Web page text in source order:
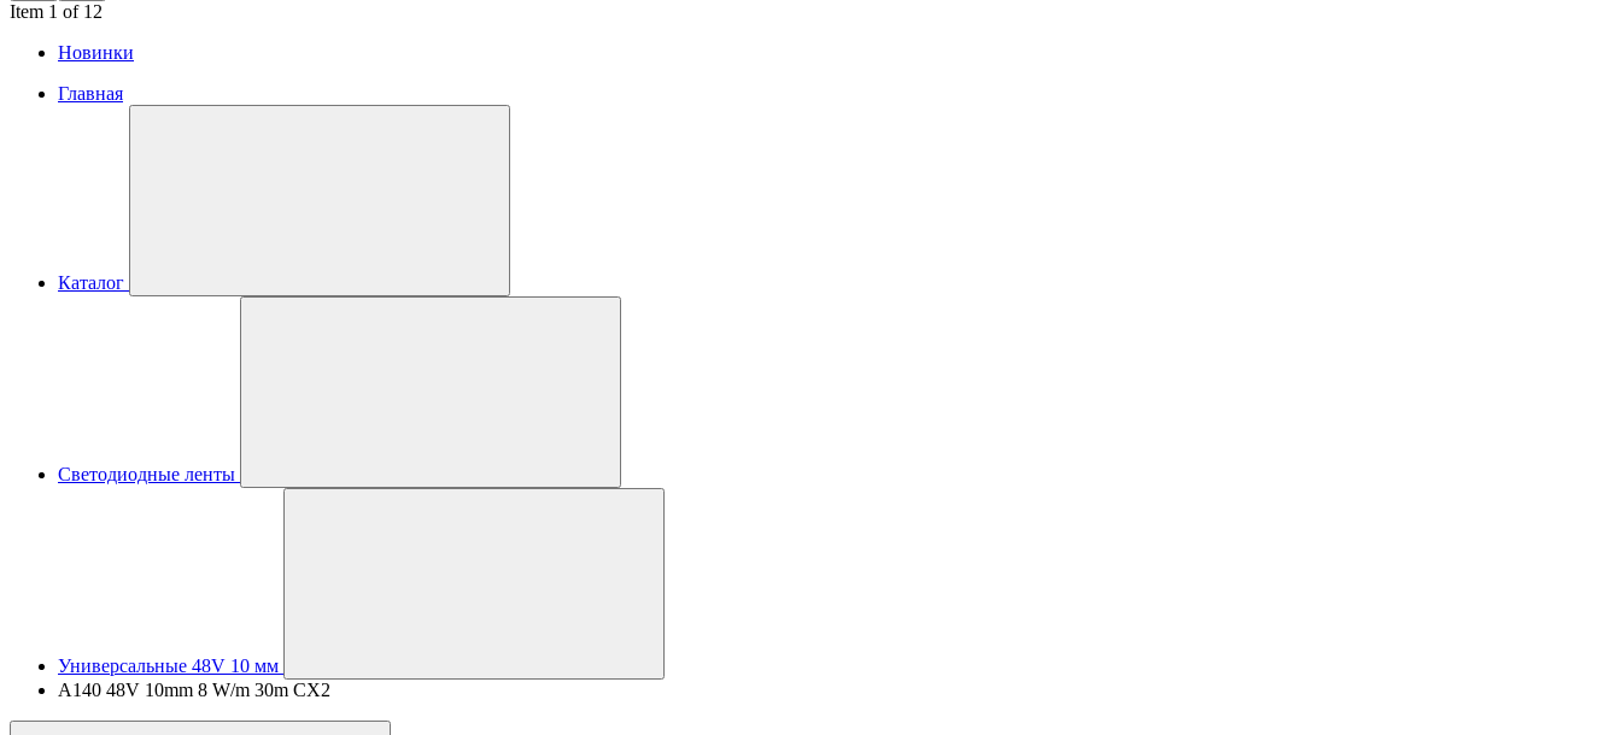
Item 1 of 12
Новинки
Главная
Каталог
Светодиодные ленты
Универсальные 48V 10 мм
A140 48V 10mm 8 W/m 30m CX2